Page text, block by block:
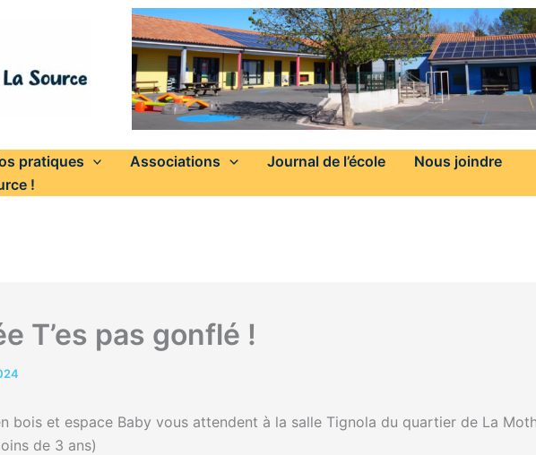
pratiques Associations Journal de l’école
Nous joindre
!
T’es pas gonflé !
bois et espace Baby vous attendent à la salle Tignola du quartier de La
de 3 ans)